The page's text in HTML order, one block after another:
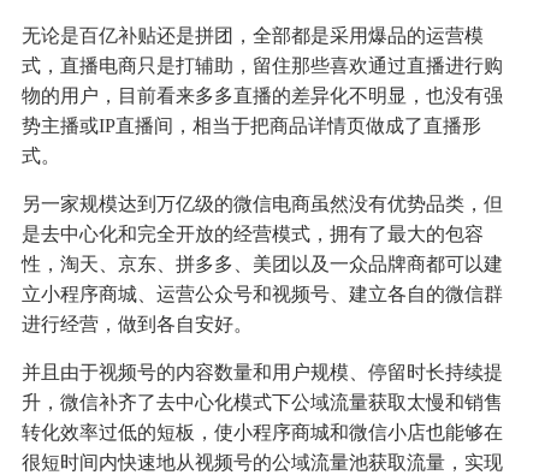
无论是百亿补贴还是拼团，全部都是采用爆品的运营模
式，直播电商只是打辅助，留住那些喜欢通过直播进行购
物的用户，目前看来多多直播的差异化不明显，也没有强
势主播或IP直播间，相当于把商品详情页做成了直播形
式。
另一家规模达到万亿级的微信电商虽然没有优势品类，但
是去中心化和完全开放的经营模式，拥有了最大的包容
性，淘天、京东、拼多多、美团以及一众品牌商都可以建
立小程序商城、运营公众号和视频号、建立各自的微信群
进行经营，做到各自安好。
并且由于视频号的内容数量和用户规模、停留时长持续提
升，微信补齐了去中心化模式下公域流量获取太慢和销售
转化效率过低的短板，使小程序商城和微信小店也能够在
很短时间内快速地从视频号的公域流量池获取流量，实现